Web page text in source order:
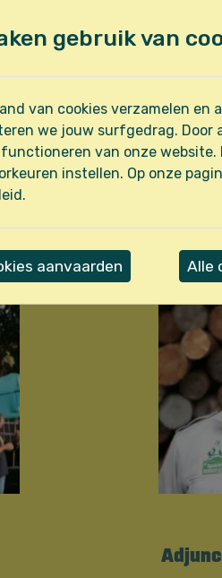
gebruik van
van cookies verzamelen
we jouw surfgedrag. Door
van onze website.
instellen. Op onze
aanvaarden Alle